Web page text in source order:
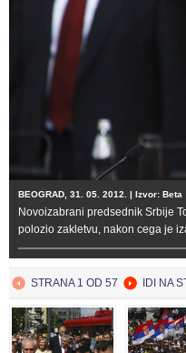
BEOGRAD, 31. 05. 2012. | Izvor: Beta
Novoizabrani predsednik Srbije
polozio zakletvu, nakon cega je
STRANA 1 OD 57 IDI NA